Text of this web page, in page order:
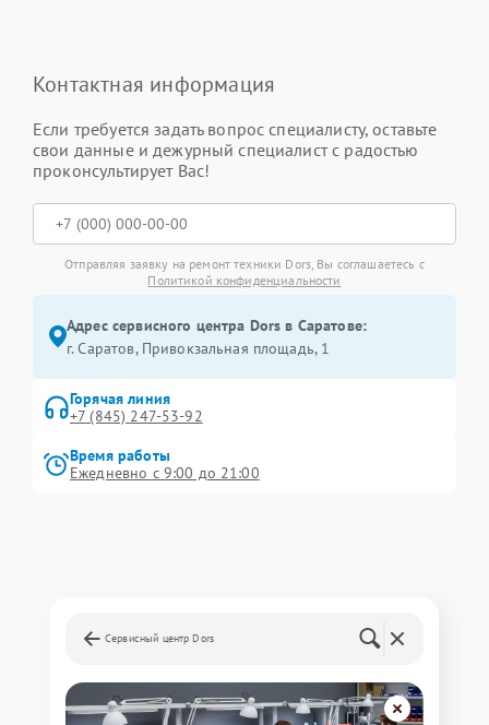
Контактная информация
Если требуется задать вопрос специалисту, оставьте
свои данные и дежурный специалист с радостью
проконсультирует Вас!
Отправляя заявку на ремонт техники Dors, Вы соглашаетесь с
Политикой конфиденциальности
Адрес сервисного центра Dors в Саратове:
г. Саратов, Привокзальная площадь, 1
Горячая линия
+7 (845) 247-53-92
Время работы
Ежедневно с 9:00 до 21:00
Сервисный центр Dors